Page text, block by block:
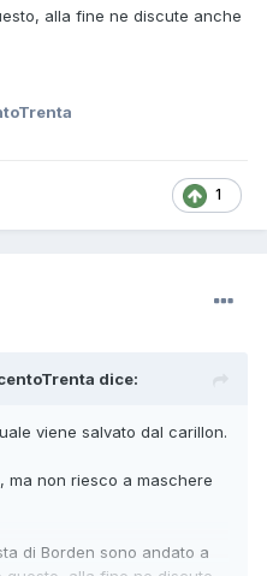
alla fine ne discute anche
1
dice:
viene salvato dal carillon.
ma non riesco a maschere
di Borden sono andato a